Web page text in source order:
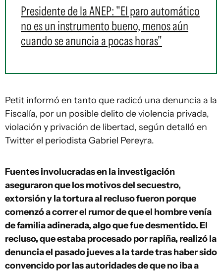
Presidente de la ANEP: "El paro automático
no es un instrumento bueno, menos aún
cuando se anuncia a pocas horas"
Petit informó en tanto que radicó una denuncia a la
Fiscalía, por un posible delito de violencia privada,
violación y privación de libertad, según detalló en
Twitter el periodista Gabriel Pereyra.
Fuentes involucradas en la investigación
aseguraron que los motivos del secuestro,
extorsión y la tortura al recluso fueron porque
comenzó a correr el rumor de que el hombre venía
de familia adinerada, algo que fue desmentido. El
recluso, que estaba procesado por rapiña, realizó la
denuncia el pasado jueves a la tarde tras haber sido
convencido por las autoridades de que no iba a